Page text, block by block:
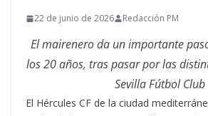
22 de junio de 2026 Redacción PM
El mairenero da un importante
los 20 años, tras pasar por las
Sevilla Fútbol Club
El Hércules CF de la ciudad